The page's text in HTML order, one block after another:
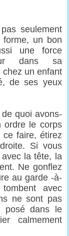
seulement
un bon
une force
dans sa
un enfant
de ses yeux
quoi avons-
ordre le corps
ce faire, étirez
Si vous
la tête, la
Ne gonflez
au garde -à-
avec
ne sont pas
posé dans le
calmement